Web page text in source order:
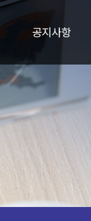
공지사항